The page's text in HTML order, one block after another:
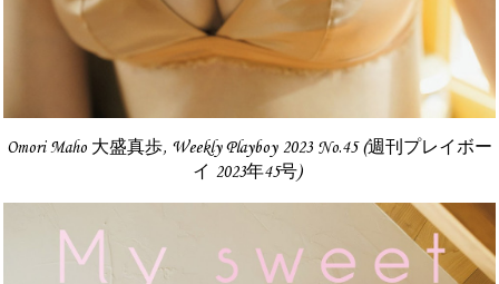
Omori Maho 大盛真歩, Weekly Playboy 2023 No.45 (週刊プレイボー
イ 2023年45号)